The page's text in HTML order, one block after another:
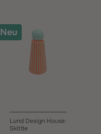
Neu
Lund Design House:
Skittle